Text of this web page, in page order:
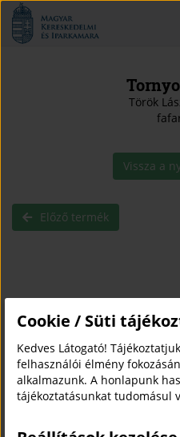
Magyar
Kereskedelmi
és
Török
Vissza a
Előző termék
Cookie / Süti
Kedves Látogató!
felhasználói élmény
alkalmazunk. A honlapunk
tájékoztatásunkat tudomásul